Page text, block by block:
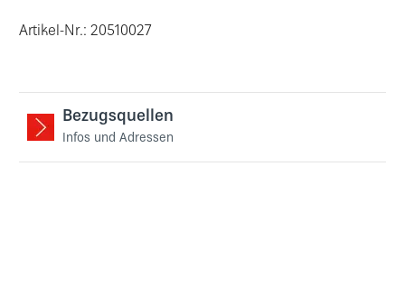
Artikel-Nr.: 20510027
Bezugsquellen
Infos und Adressen